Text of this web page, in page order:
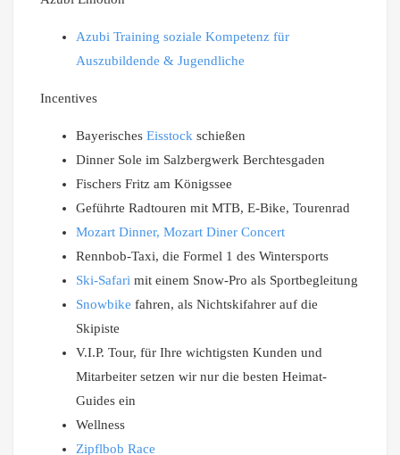
Azubi Training soziale Kompetenz für
Auszubildende & Jugendliche
Incentives
Bayerisches Eisstock schießen
Dinner Sole im Salzbergwerk Berchtesgaden
Fischers Fritz am Königssee
Geführte Radtouren mit MTB, E-Bike, Tourenrad
Mozart Dinner, Mozart Diner Concert
Rennbob-Taxi, die Formel 1 des Wintersports
Ski-Safari mit einem Snow-Pro als Sportbegleitung
Snowbike fahren, als Nichtskifahrer auf die
Skipiste
V.I.P. Tour, für Ihre wichtigsten Kunden und
Mitarbeiter setzen wir nur die besten Heimat-
Guides ein
Wellness
Zipflbob Race